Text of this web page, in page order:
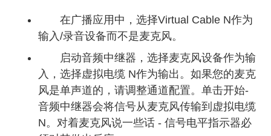
在广播应用中，选择Virtual Cable N作为
输入/录音设备而不是麦克风。
启动音频中继器，选择麦克风设备作为输
入，选择虚拟电缆 N作为输出。如果您的麦克
风是单声道的，请调整通道配置。单击开始-
音频中继器会将信号从麦克风传输到虚拟电缆
N。对着麦克风说一些话 - 信号电平指示器必